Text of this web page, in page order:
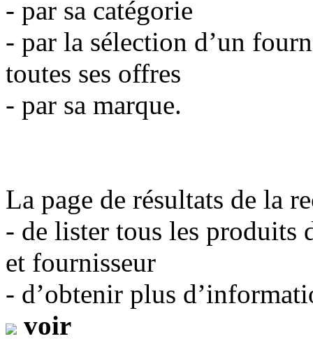
- par sa catégorie
- par la sélection d’un
toutes ses offres
- par sa marque.
La page de résultats de la
- de lister tous les produits
et fournisseur
- d’obtenir plus
voir